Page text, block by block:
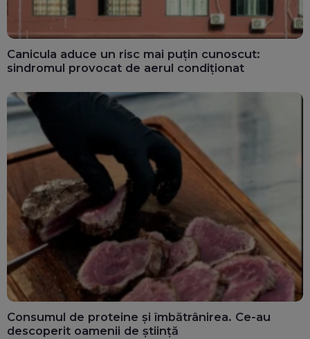
Canicula aduce un risc mai puțin cunoscut:
sindromul provocat de aerul condiționat
Consumul de proteine și îmbătrânirea. Ce-au
descoperit oamenii de știință